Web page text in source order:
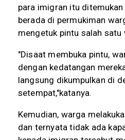
para imigran itu
berada di permukiman
mengetuk pintu salah satu
"Disaat membuka pintu,
dengan kedatangan
langsung dikumpulkan di
setempat,"katanya.
Kemudian, warga
dan ternyata tidak ada